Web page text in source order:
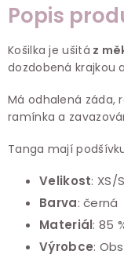
Popis
Košilka je ušitá z
dozdobená krajkou
Má odhalená záda,
ramínka a
Tanga mají
Velikost: XS/
Barva: černá
Materiál: 85
Výrobce: